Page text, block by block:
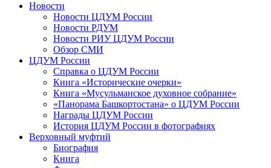
Новости
Новости ЦДУМ России
Новости РДУМ
Новости РИУ ЦДУМ России
Обзор СМИ
ЦДУМ России
Справка о ЦДУМ России
Книга «Исторические очерки»
Книга «Мусульманское духовное собрание»
«Панорама Башкортостана» о ЦДУМ России
Награды ЦДУМ России
История ЦДУМ России в фотографиях
Верховный муфтий
Биография
Книга